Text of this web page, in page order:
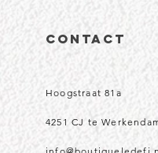
CONTACT
Hoogstraat 81a
4251 CJ te